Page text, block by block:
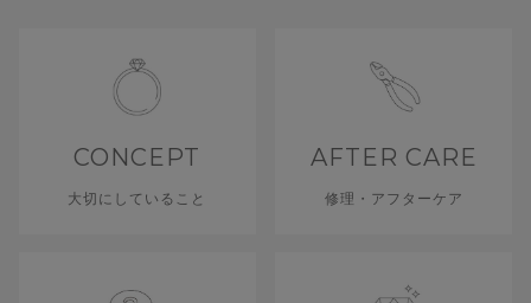
CONCEPT
大切にしていること
AFTER CARE
修理・アフターケア